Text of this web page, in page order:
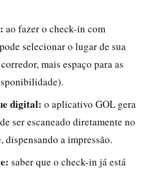
ao fazer o check-in com
selecionar o lugar de sua
mais espaço para as
digital: o aplicativo GOL gera
ser escaneado diretamente no
dispensando a impressão.
saber que o check-in já está